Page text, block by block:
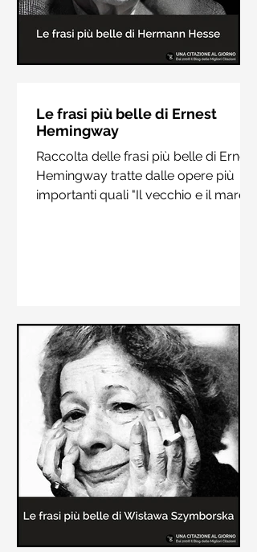
Hesse
Raccolta delle frasi più belle di
Hermann Hesse estrapolate dai suoi
libri più importanti come "Siddharta",
"Sull'amore" e "Demian"
Le frasi più belle di Ernest
Hemingway
Raccolta delle frasi più belle di Ernest
Hemingway tratte dalle opere più
importanti quali "Il vecchio e il mare",